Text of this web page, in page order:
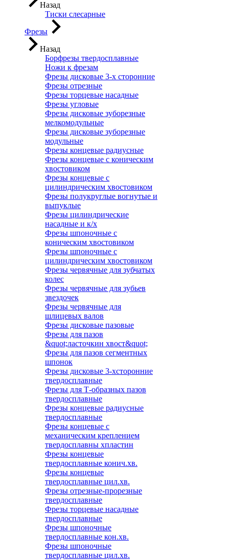
Назад
Тиски слесарные
Фрезы
Назад
Борфрезы твердосплавные
Ножи к фрезам
Фрезы дисковые 3-х сторонние
Фрезы отрезные
Фрезы торцевые насадные
Фрезы угловые
Фрезы дисковые зуборезные
мелкомодульные
Фрезы дисковые зуборезные
модульные
Фрезы концевые радиусные
Фрезы концевые с коническим
хвостовиком
Фрезы концевые с
цилиндрическим хвостовиком
Фрезы полукруглые вогнутые и
выпуклые
Фрезы цилиндрические
насадные и к/х
Фрезы шпоночные с
коническим хвостовиком
Фрезы шпоночные с
цилиндрическим хвостовиком
Фрезы червячные для зубчатых
колес
Фрезы червячные для зубьев
звездочек
Фрезы червячные для
шлицевых валов
Фрезы дисковые пазовые
Фрезы для пазов
&quot;ласточкин хвост&quot;
Фрезы для пазов сегментных
шпонок
Фрезы дисковые 3-хсторонние
твердосплавные
Фрезы для Т-образных пазов
твердосплавные
Фрезы концевые радиусные
твердосплавные
Фрезы концевые с
механическим креплением
твердосплавны хпластин
Фрезы концевые
твердосплавные конич.хв.
Фрезы концевые
твердосплавные цил.хв.
Фрезы отрезные-прорезные
твердосплавные
Фрезы торцевые насадные
твердосплавные
Фрезы шпоночные
твердосплавные кон.хв.
Фрезы шпоночные
твердосплавные цил.хв.